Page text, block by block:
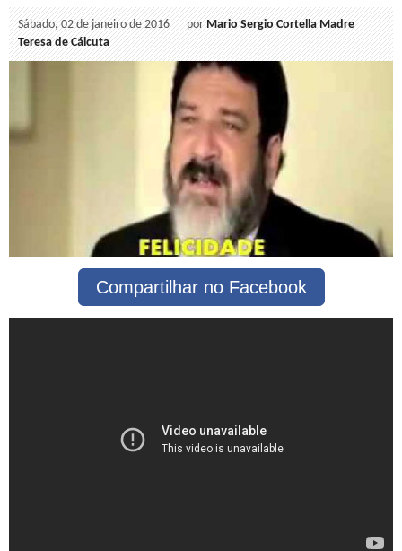
Sábado, 02 de janeiro de 2016 porMario Sergio Cortella Madre
Teresa de Cálcuta
Compartilhar no Facebook